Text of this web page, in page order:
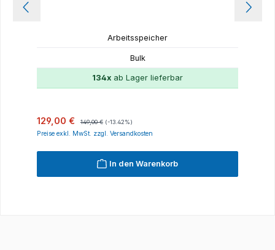
Arbeitsspeicher
Bulk
134x ab Lager lieferbar
Verkaufspreis:
129,00 € 149,00 € (-13.42%)
Preise exkl. MwSt. zzgl. Versandkosten
In den Warenkorb